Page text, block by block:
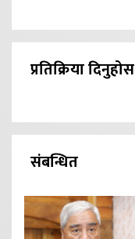
प्रतिक्रिया दिनुहोस
संबन्धित